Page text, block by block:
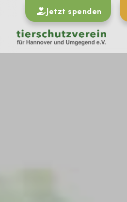
Jetzt spenden